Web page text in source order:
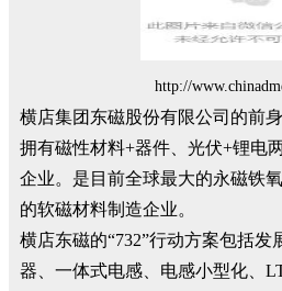
http://
横店集团东磁股份有限公司的前
拥有磁性材料+器件、光伏+锂电
企业。是目前全球最大的永磁铁
的软磁材料制造企业。
横店东磁的“732”行动方案包括
器、一体式电感、电感小型化、